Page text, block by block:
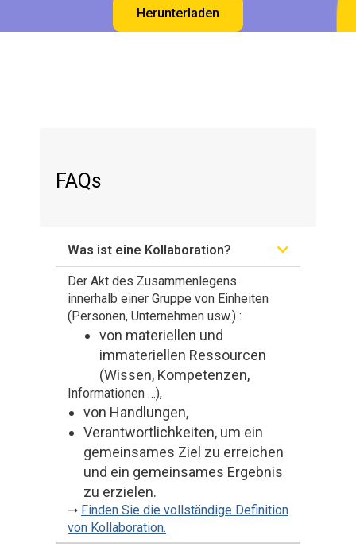
Herunterladen
FAQs
Was ist eine Kollaboration?
Der Akt des Zusammenlegens
innerhalb einer Gruppe von Einheiten
(Personen, Unternehmen usw.) :
von materiellen und
immateriellen Ressourcen
(Wissen, Kompetenzen,
Informationen …),
von Handlungen,
Verantwortlichkeiten, um ein
gemeinsames Ziel zu erreichen
und ein gemeinsames Ergebnis
zu erzielen.
➝ Finden Sie die vollständige Definition
von Kollaboration.